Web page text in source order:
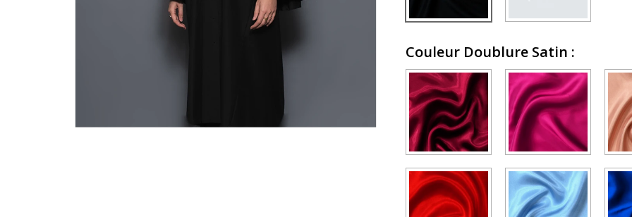
Couleur Doublure Satin :